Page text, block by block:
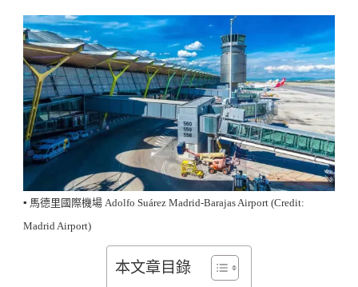
▪️ 馬德里國際機場 Adolfo Suárez Madrid-Barajas Airport (Credit:
Madrid Airport)
本文章目錄